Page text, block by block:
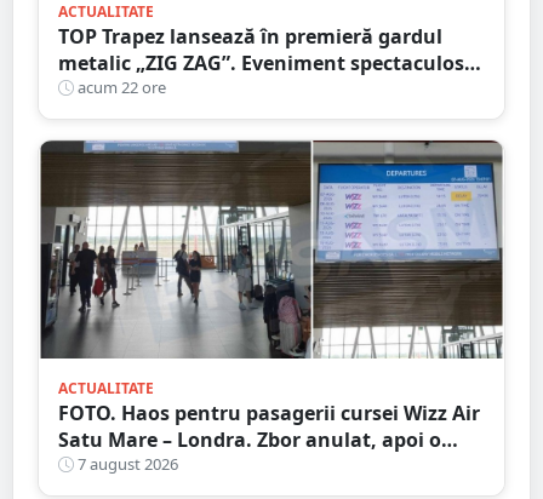
ACTUALITATE
TOP Trapez lansează în premieră gardul
metalic „ZIG ZAG”. Eveniment spectaculos
în Grădina Romei
acum 22 ore
ACTUALITATE
FOTO. Haos pentru pasagerii cursei Wizz Air
Satu Mare – Londra. Zbor anulat, apoi o
nouă întârziere. Fără explicații clare
7 august 2026